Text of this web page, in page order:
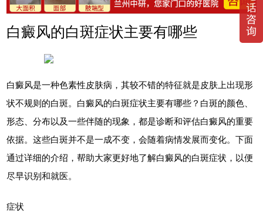
白癜风的白斑症状主要有哪些
白癜风是一种色素性皮肤病，其较不错的特征就是皮肤上出现形
状不规则的白斑。白癜风的白斑症状主要有哪些？白斑的颜色、
形态、分布以及一些伴随的现象，都是诊断和评估白癜风的重要
依据。这些白斑并不是一成不变，会随着病情发展而变化。下面
通过详细的介绍，帮助大家更好地了解白癜风的白斑症状，以便
尽早识别和就医。
症状